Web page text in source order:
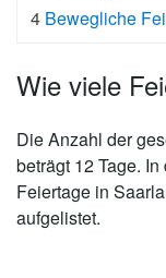
4 Bewegliche
Wie viele
Die Anzahl der
beträgt 12 Tage.
Feiertage in
aufgelistet.